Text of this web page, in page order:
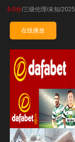
9.0分/三级伦理/未知/2025
在线播放